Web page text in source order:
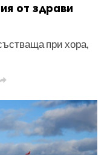
от здрави
при хора,